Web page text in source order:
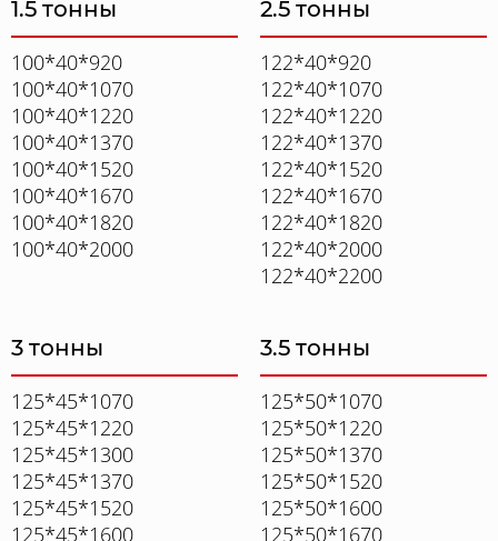
1.5 тонны
100*40*920
100*40*1070
100*40*1220
100*40*1370
100*40*1520
100*40*1670
100*40*1820
100*40*2000
2.5 тонны
122*40*920
122*40*1070
122*40*1220
122*40*1370
122*40*1520
122*40*1670
122*40*1820
122*40*2000
122*40*2200
3 тонны
125*45*1070
125*45*1220
125*45*1300
125*45*1370
125*45*1520
125*45*1600
3.5 тонны
125*50*1070
125*50*1220
125*50*1370
125*50*1520
125*50*1600
125*50*1670